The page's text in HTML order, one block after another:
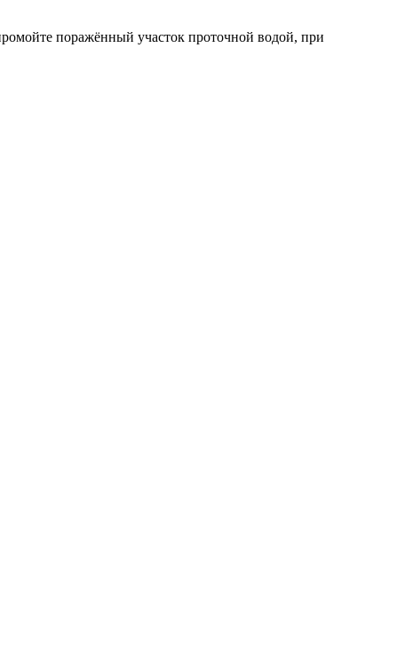
поражённый участок проточной водой, при